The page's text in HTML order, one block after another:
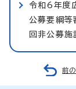
令和6年度
公募要綱等
回非公募施
前